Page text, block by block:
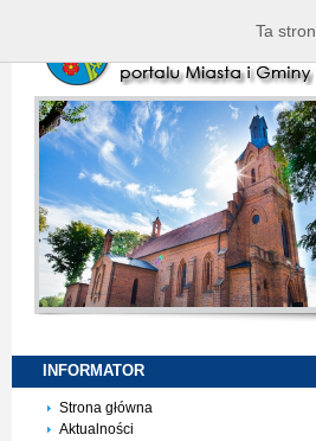
INFORMATOR
Strona główna
Aktualności
Ta